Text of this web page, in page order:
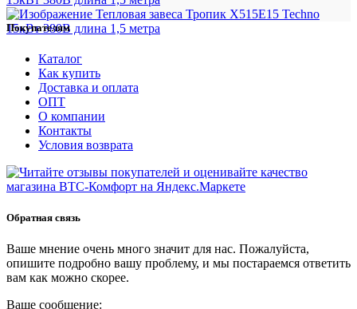
Покупателям
Каталог
Как купить
Доставка и оплата
ОПТ
О компании
Контакты
Условия возврата
Обратная связь
Ваше мнение очень много значит для нас. Пожалуйста,
опишите подробно вашу проблему, и мы постараемся ответить
вам как можно скорее.
Ваше сообщение: